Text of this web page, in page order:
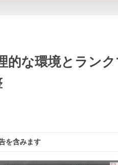
的な環境とラン
を含みます